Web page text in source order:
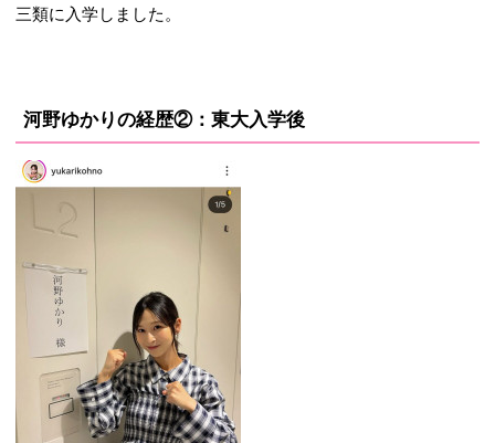
三類に入学しました。
河野ゆかりの経歴②：東大入学後